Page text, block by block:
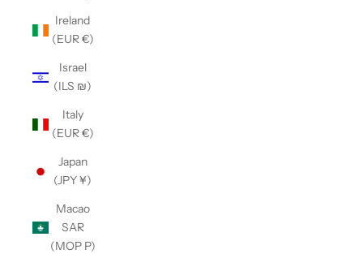
Ireland
(EUR €)
Israel
(ILS ₪)
Italy
(EUR €)
Japan
(JPY ¥)
Macao
SAR
(MOP P)